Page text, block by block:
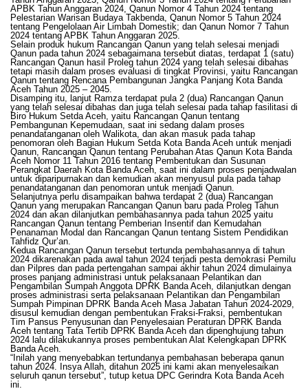
APBK Tahun Anggaran 2024, Qanun Nomor 4 Tahun 2024 tentang
Pelestarian Warisan Budaya Takbenda, Qanun Nomor 5 Tahun 2024
tentang Pengelolaan Air Limbah Domestik; dan Qanun Nomor 7 Tahun
2024 tentang APBK Tahun Anggaran 2025.
Selain produk hukum Rancangan Qanun yang telah selesai menjadi
Qanun pada tahun 2024 sebagaimana tersebut diatas, terdapat 1 (satu)
Rancangan Qanun hasil Proleg tahun 2024 yang telah selesai dibahas
tetapi masih dalam proses evaluasi di tingkat Provinsi, yaitu Rancangan
Qanun tentang Rencana Pembangunan Jangka Panjang Kota Banda
Aceh Tahun 2025 – 2045.
Disamping itu, lanjut Ramza terdapat pula 2 (dua) Rancangan Qanun
yang telah selesai dibahas dan juga telah selesai pada tahap fasilitasi di
Biro Hukum Setda Aceh, yaitu Rancangan Qanun tentang
Pembangunan Kepemudaan, saat ini sedang dalam proses
penandatanganan oleh Walikota, dan akan masuk pada tahap
penomoran oleh Bagian Hukum Setda Kota Banda Aceh untuk menjadi
Qanun, Rancangan Qanun tentang Perubahan Atas Qanun Kota Banda
Aceh Nomor 11 Tahun 2016 tentang Pembentukan dan Susunan
Perangkat Daerah Kota Banda Aceh, saat ini dalam proses penjadwalan
untuk diparipurnakan dan kemudian akan menyusul pula pada tahap
penandatanganan dan penomoran untuk menjadi Qanun.
Selanjutnya perlu disampaikan bahwa terdapat 2 (dua) Rancangan
Qanun yang merupakan Rancangan Qanun baru pada Proleg Tahun
2024 dan akan dilanjutkan pembahasannya pada tahun 2025 yaitu
Rancangan Qanun tentang Pemberian Insentif dan Kemudahan
Penanaman Modal dan Rancangan Qanun tentang Sistem Pendidikan
Tahfidz Qur’an.
Kedua Rancangan Qanun tersebut tertunda pembahasannya di tahun
2024 dikarenakan pada awal tahun 2024 terjadi pesta demokrasi Pemilu
dan Pilpres dan pada pertengahan sampai akhir tahun 2024 dimulainya
proses panjang administrasi untuk pelaksanaan Pelantikan dan
Pengambilan Sumpah Anggota DPRK Banda Aceh, dilanjutkan dengan
proses administrasi serta pelaksanaan Pelantikan dan Pengambilan
Sumpah Pimpinan DPRK Banda Aceh Masa Jabatan Tahun 2024-2029,
disusul kemudian dengan pembentukan Fraksi-Fraksi, pembentukan
Tim Pansus Penyusunan dan Penyelesaian Peraturan DPRK Banda
Aceh tentang Tata Tertib DPRK Banda Aceh dan dipenghujung tahun
2024 lalu dilakukannya proses pembentukan Alat Kelengkapan DPRK
Banda Aceh.
“Inilah yang menyebabkan tertundanya pembahasan beberapa qanun
tahun 2024. Insya Allah, ditahun 2025 ini kami akan menyelesaikan
seluruh qanun tersebut”, tutup ketua DPC Gerindra Kota Banda Aceh
ini.